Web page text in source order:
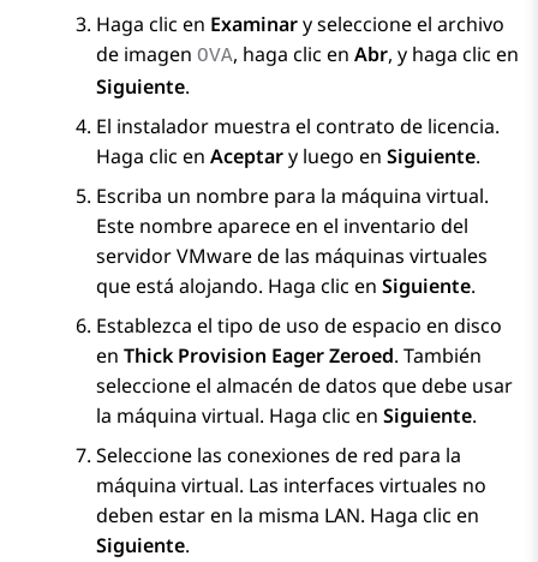
Haga clic en Examinary seleccione el archivo
de imagen OVA, haga clic en Abr, y haga clic en
Siguiente.
El instalador muestra el contrato de licencia.
Haga clic en Aceptary luego en Siguiente.
Escriba un nombre para la máquina virtual.
Este nombre aparece en el inventario del
servidor VMware de las máquinas virtuales
que está alojando. Haga clic en Siguiente.
Establezca el tipo de uso de espacio en disco
en Thick Provision Eager Zeroed. También
seleccione el almacén de datos que debe usar
la máquina virtual. Haga clic en Siguiente.
Seleccione las conexiones de red para la
máquina virtual. Las interfaces virtuales no
deben estar en la misma LAN. Haga clic en
Siguiente.